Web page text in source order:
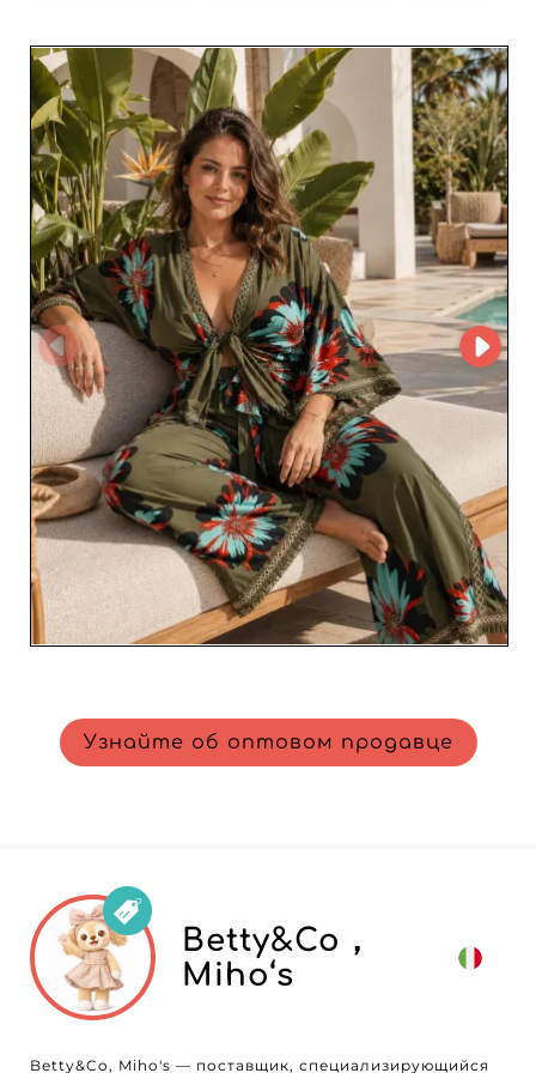
соответствии с актуальными трендами.
Представленный на MicroStore, FREYA MODA
позволяет профессионалам легко знакомиться с его
коллекциями и упрощает процесс закупок. Создав
аккаунт на My Fashion Wholesaler, розничные
продавцы могут запросить доступ к MicroStore
поставщика и выстроить партнерство с итальянским
специалистом по plus size-моде.
Узнайте об оптовом продавце
Betty&Co，
Miho‘s
Betty&Co, Miho's — поставщик, специализирующийся